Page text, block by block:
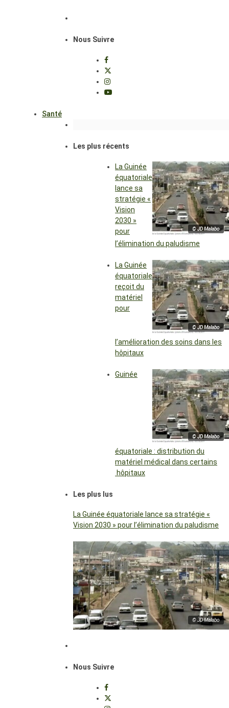
Nous Suivre
Santé
Les plus récents
© JD Malabo
La Guinée
équatoriale
lance sa
stratégie «
Vision
2030 »
pour
l’élimination du paludisme
© JD Malabo
La Guinée
équatoriale
reçoit du
matériel
pour
l’amélioration des soins dans les
hôpitaux
© JD Malabo
Guinée
équatoriale : distribution du
matériel médical dans certains
hôpitaux
Les plus lus
La Guinée équatoriale lance sa stratégie «
Vision 2030 » pour l’élimination du paludisme
© JD Malabo
Nous Suivre